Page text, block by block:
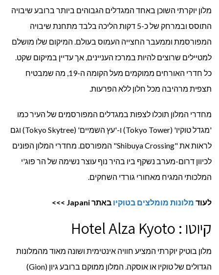
מלון יוקרתי השוכן באחד המגדלים הגבוהים ביותר ברובע שיבויה
התוסס ובמרחק של כ-5 דקות הליכה בלבד מתחנת שיבויה
המפורסמת וממעבר החצייה העמוס בעולם. המיקום שלו מושלם
למטיילים שרוצים להיות במרכז העניינים, אך עדיין במיקום שקט.
כל חדרי האורחים ממוקמים מעל הקומה ה-19, מה שמבטיח
תצפית מרהיבה מכל חלון ללא הפרעות.
מחדרי המלון תוכלו לצפות במגדלים המפורסמים של העיר כמו
'מגדל טוקיו' (Tokyo Tower) ו-'עץ השמיים' (Tokyo Skytree) וגם
לראות את "Shibuya Crossing" המפורסם. מחדרי המלון הפונים
לכיוון דרום-מערב נשקף ביו בהיר נוף עוצר נשימה של הר פוג'י
המלכותי המגיח מאחורי גורדי השחקים.
לעוד מלונות מומלצים בטוקיו באתר >>>
קיוטו : Hotel Alza Kyoto
מלון בוטיק יוקרתי המציע חוויה אינטימית ושונה מאוד מהמלונות
הגדולים של טוקיו או אוסקה. המלון ממוקם ברובע גיון (Gion)